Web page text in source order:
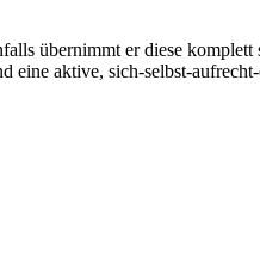
übernimmt er diese
aktive, sich-selbst-